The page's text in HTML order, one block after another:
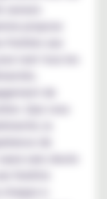
propose
ravir tous les
de
Que vous
la
sans doute
e-